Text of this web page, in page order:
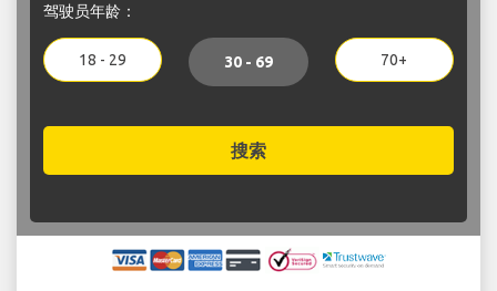
驾驶员年龄：
18 - 29 30 - 69 70+
搜索